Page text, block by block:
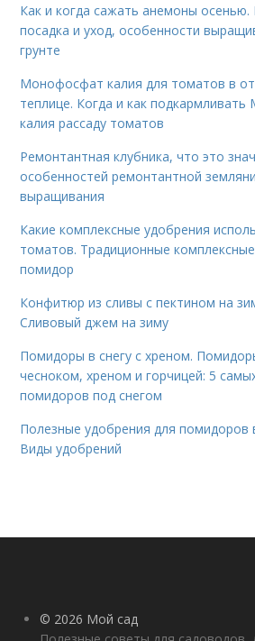
Как и когда сажать анемоны
посадка и уход, особенности
грунте
Монофосфат калия для томатов в
теплице. Когда и как
калия рассаду томатов
Ремонтантная клубника, что это
особенностей ремонтантной
выращивания
Какие комплексные удобрения
томатов. Традиционные
помидор
Конфитюр из сливы с пектином на
Сливовый джем на зиму
Помидоры в снегу с хреном.
чесноком, хреном и горчицей: 5
помидоров под снегом
Полезные удобрения для помидоров
Виды удобрений
© 2026 Мой сад